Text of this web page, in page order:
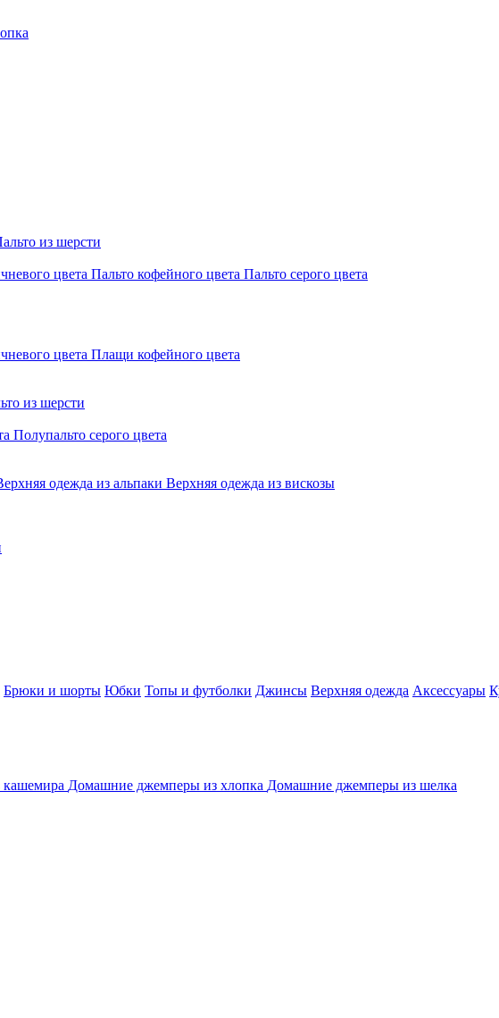
из шерсти
цвета Пальто кофейного цвета Пальто серого цвета
цвета Плащи кофейного цвета
из шерсти
Полупальто серого цвета
одежда из альпаки Верхняя одежда из вискозы
Брюки и шорты Юбки Топы и футболки Джинсы Верхняя одежда Аксесcуары
Домашние джемперы из хлопка Домашние джемперы из шелка